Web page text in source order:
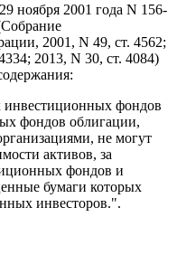
ноября 2001 года N 156-
2001, N 49, ст. 4562;
2013, N 30, ст. 4084)
инвестиционных фондов
фондов облигации,
не могут
активов, за
фондов и
бумаги которых
инвесторов.".